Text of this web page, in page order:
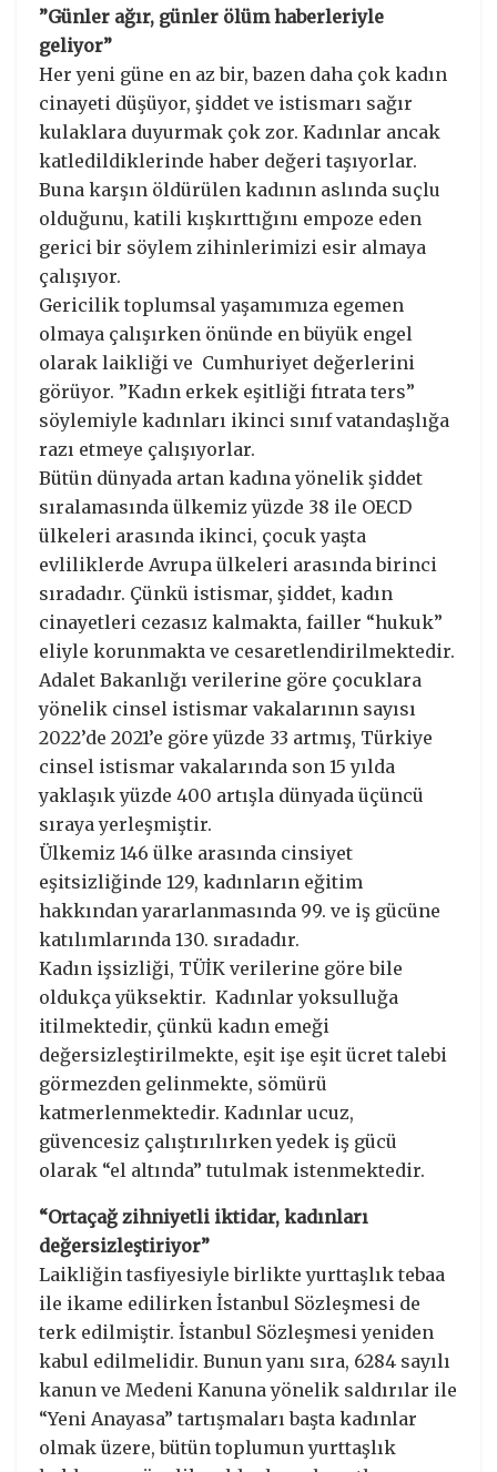
”Günler ağır, günler ölüm haberleriyle
geliyor”
Her yeni güne en az bir, bazen daha çok kadın
cinayeti düşüyor, şiddet ve istismarı sağır
kulaklara duyurmak çok zor. Kadınlar ancak
katledildiklerinde haber değeri taşıyorlar.
Buna karşın öldürülen kadının aslında suçlu
olduğunu, katili kışkırttığını empoze eden
gerici bir söylem zihinlerimizi esir almaya
çalışıyor.
Gericilik toplumsal yaşamımıza egemen
olmaya çalışırken önünde en büyük engel
olarak laikliği ve Cumhuriyet değerlerini
görüyor. ”Kadın erkek eşitliği fıtrata ters”
söylemiyle kadınları ikinci sınıf vatandaşlığa
razı etmeye çalışıyorlar.
Bütün dünyada artan kadına yönelik şiddet
sıralamasında ülkemiz yüzde 38 ile OECD
ülkeleri arasında ikinci, çocuk yaşta
evliliklerde Avrupa ülkeleri arasında birinci
sıradadır. Çünkü istismar, şiddet, kadın
cinayetleri cezasız kalmakta, failler “hukuk”
eliyle korunmakta ve cesaretlendirilmektedir.
Adalet Bakanlığı verilerine göre çocuklara
yönelik cinsel istismar vakalarının sayısı
2022’de 2021’e göre yüzde 33 artmış, Türkiye
cinsel istismar vakalarında son 15 yılda
yaklaşık yüzde 400 artışla dünyada üçüncü
sıraya yerleşmiştir.
Ülkemiz 146 ülke arasında cinsiyet
eşitsizliğinde 129, kadınların eğitim
hakkından yararlanmasında 99. ve iş gücüne
katılımlarında 130. sıradadır.
Kadın işsizliği, TÜİK verilerine göre bile
oldukça yüksektir. Kadınlar yoksulluğa
itilmektedir, çünkü kadın emeği
değersizleştirilmekte, eşit işe eşit ücret talebi
görmezden gelinmekte, sömürü
katmerlenmektedir. Kadınlar ucuz,
güvencesiz çalıştırılırken yedek iş gücü
olarak “el altında” tutulmak istenmektedir.
“Ortaçağ zihniyetli iktidar, kadınları
değersizleştiriyor”
Laikliğin tasfiyesiyle birlikte yurttaşlık tebaa
ile ikame edilirken İstanbul Sözleşmesi de
terk edilmiştir. İstanbul Sözleşmesi yeniden
kabul edilmelidir. Bunun yanı sıra, 6284 sayılı
kanun ve Medeni Kanuna yönelik saldırılar ile
“Yeni Anayasa” tartışmaları başta kadınlar
olmak üzere, bütün toplumun yurttaşlık